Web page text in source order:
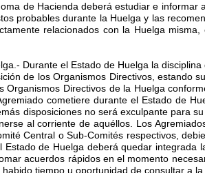
de Hacienda deberá estudiar e
probables durante la Huelga y las
relacionados con la Huelga
Durante el Estado de Huelga la
de los Organismos Directivos, estando
Organismos Directivos de la Huelga
cometiere durante el Estado de
disposiciones no será exculpante para
al corriente de aquéllos. Los
Central o Sub-Comités respectivos,
Estado de Huelga deberá quedar integrada
acuerdos rápidos en el momento
tiempo u oportunidad de consultar a la